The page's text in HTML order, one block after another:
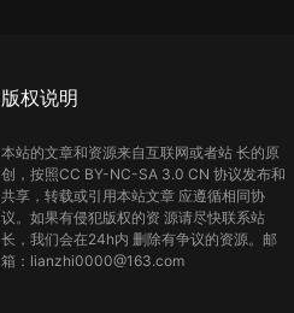
版权说明
本站的文章和资源来自互联网或者站 长的原
创，按照CC BY-NC-SA 3.0 CN 协议发布和
共享，转载或引用本站文章 应遵循相同协
议。如果有侵犯版权的资 源请尽快联系站
长，我们会在24h内 删除有争议的资源。邮
箱：lianzhi0000@163.com